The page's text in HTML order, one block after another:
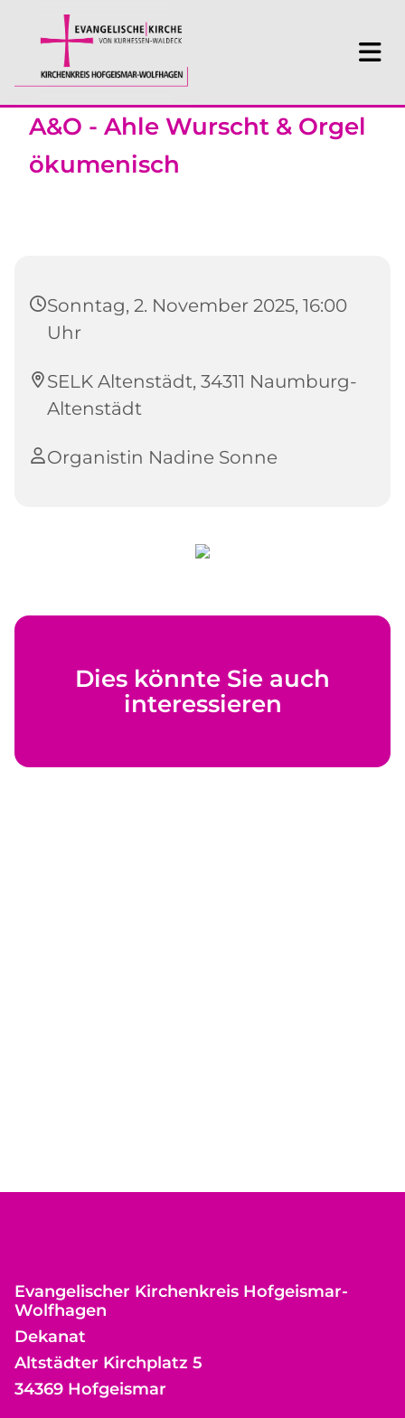
A&O - Ahle Wurscht & Orgel
ökumenisch
Sonntag, 2. November 2025, 16:00
Uhr
SELK Altenstädt, 34311 Naumburg-
Altenstädt
Organistin Nadine Sonne
Dies könnte Sie auch
interessieren
Evangelischer Kirchenkreis Hofgeismar-
Wolfhagen
Dekanat
Altstädter Kirchplatz 5
34369 Hofgeismar